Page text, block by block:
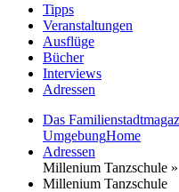
Tipps
Veranstaltungen
Ausflüge
Bücher
Interviews
Adressen
Das
UmgebungHome
Adressen
Millenium Tanzschule »
Millenium Tanzschule